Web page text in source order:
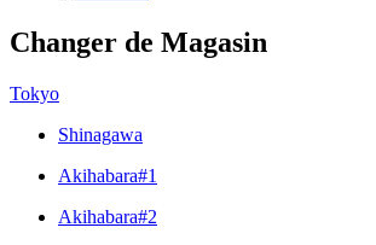
Changer de Magasin
Tokyo
Shinagawa
Akihabara#1
Akihabara#2